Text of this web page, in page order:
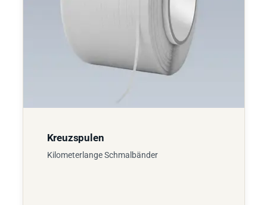
Kreuzspulen
Kilometerlange Schmalbänder